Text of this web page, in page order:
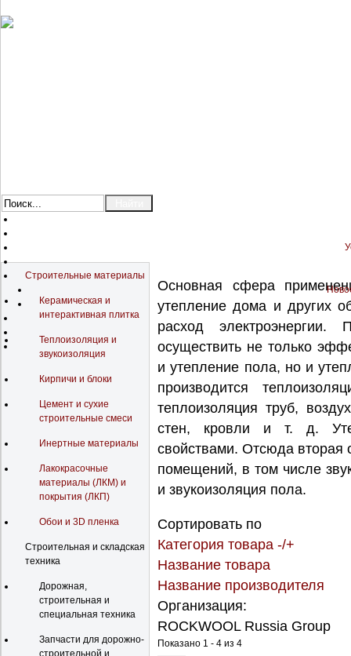
Строительные материалы
Керамическая и
интерактивная плитка
Теплоизоляция и
звукоизоляция
Кирпичи и блоки
Цемент и сухие
строительные смеси
Инертные материалы
Лакокрасочные
материалы (ЛКМ) и
покрытия (ЛКП)
Обои и 3D пленка
Строительная и складская
техника
Дорожная,
строительная и
специальная техника
Запчасти для дорожно-
строительной и
Основная сфера
утепление дома и других
расход
осуществить не только
и утепление пола, но и
производится
теплоизоляция труб,
стен, кровли и т. д.
свойствами. Отсюда вторая
помещений, в том числе
и звукоизоляция пола.
Сортировать по
Категория товара -/+
Название товара
Название производителя
Организация:
ROCKWOOL Russia Group
Показано 1 - 4 из 4